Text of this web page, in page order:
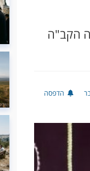
הקב"ה
הדפסה